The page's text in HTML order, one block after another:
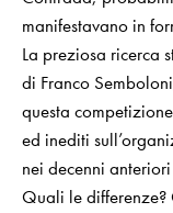
manifestavano in
La preziosa ricerca
di Franco
questa
ed inediti
nei decenni
Quali le